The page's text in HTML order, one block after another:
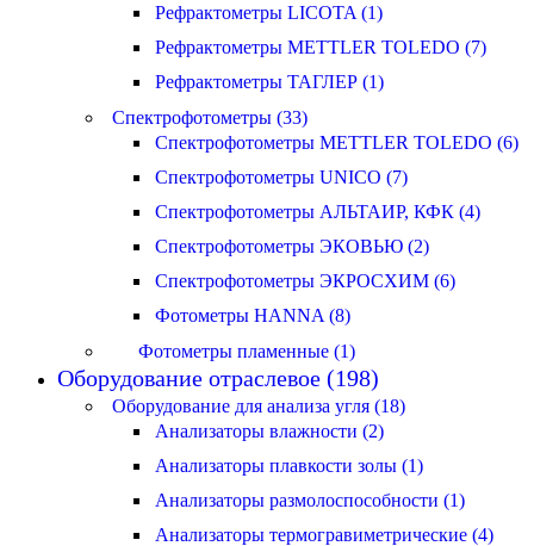
Рефрактометры LICOTA (1)
Рефрактометры METTLER TOLEDO (7)
Рефрактометры ТАГЛЕР (1)
Спектрофотометры (33)
Спектрофотометры METTLER TOLEDO (6)
Спектрофотометры UNICO (7)
Спектрофотометры АЛЬТАИР, КФК (4)
Спектрофотометры ЭКОВЬЮ (2)
Спектрофотометры ЭКРОСХИМ (6)
Фотометры HANNA (8)
Фотометры пламенные (1)
Оборудование отраслевое (198)
Оборудование для анализа угля (18)
Анализаторы влажности (2)
Анализаторы плавкости золы (1)
Анализаторы размолоспособности (1)
Анализаторы термогравиметрические (4)